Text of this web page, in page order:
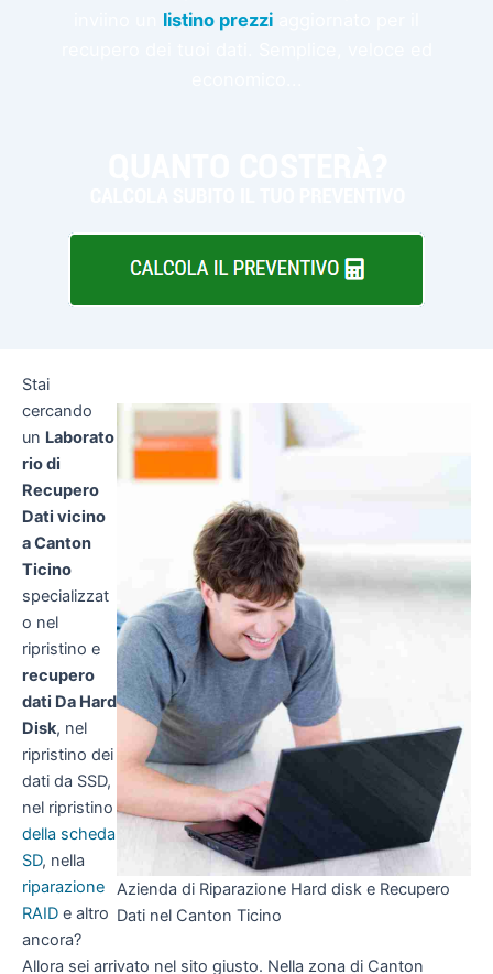
listino prezzi
Azienda di Riparazione Hard disk e Recupero
Dati nel Canton Ticino
Stai
cercando
un Laborato
rio di
Recupero
Dati vicino
a Canton
Ticino
specializzat
o nel
ripristino e
recupero
dati Da Hard
Disk, nel
ripristino dei
dati da SSD,
nel ripristino
della scheda
SD, nella
riparazione
RAID e altro
ancora?
Allora sei arrivato nel sito giusto. Nella zona di Canton